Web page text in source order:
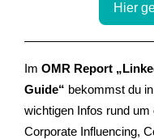
Hier
Im OMR Report „
Guide“ bekommst du
wichtigen Infos rund um
Corporate Influencing,